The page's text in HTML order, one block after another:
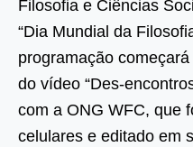
Filosofia e Ciências
“Dia Mundial da
programação
do vídeo “Des-
com a ONG WFC, que
celulares e editado em